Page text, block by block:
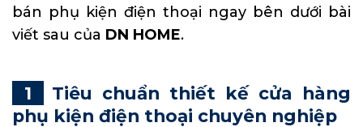
bán phụ kiện điện thoại ngay bên dưới bài
viết sau của DN HOME.
Tiêu chuẩn thiết kế cửa hàng
phụ kiện điện thoại chuyên nghiệp